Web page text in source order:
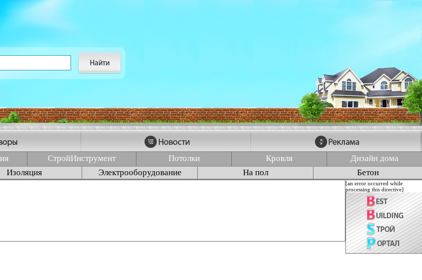
СтройИнструмент Потолки Кровля
Дизайн дома
Изоляция Электрооборудование На пол Бетон
[an error occurred while
processing this directive]